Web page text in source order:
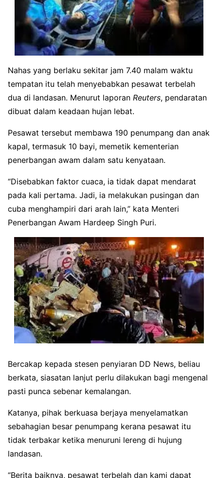
Nahas yang berlaku sekitar jam 7.40 malam waktu
tempatan itu telah menyebabkan pesawat terbelah
dua di landasan. Menurut laporan Reuters, pendaratan
dibuat dalam keadaan hujan lebat.
Pesawat tersebut membawa 190 penumpang dan anak
kapal, termasuk 10 bayi, memetik kementerian
penerbangan awam dalam satu kenyataan.
“Disebabkan faktor cuaca, ia tidak dapat mendarat
pada kali pertama. Jadi, ia melakukan pusingan dan
cuba menghampiri dari arah lain,” kata Menteri
Penerbangan Awam Hardeep Singh Puri.
Bercakap kepada stesen penyiaran DD News, beliau
berkata, siasatan lanjut perlu dilakukan bagi mengenal
pasti punca sebenar kemalangan.
Katanya, pihak berkuasa berjaya menyelamatkan
sebahagian besar penumpang kerana pesawat itu
tidak terbakar ketika menuruni lereng di hujung
landasan.
“Berita baiknya, pesawat terbelah dan kami dapat